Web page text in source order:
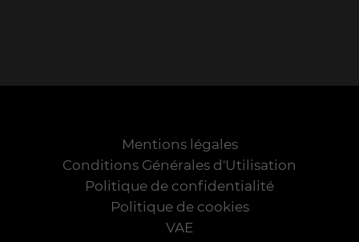
Mentions légales
Conditions Générales d'Utilisation
Politique de confidentialité
Politique de cookies
VAE